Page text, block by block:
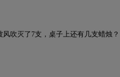
吹灭了7支，桌子上还有几支蜡烛？